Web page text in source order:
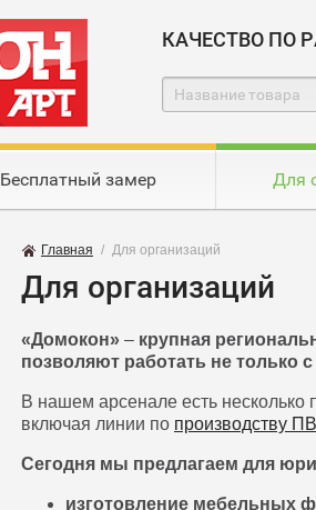
КАЧЕСТВО ПО
Бесплатный замер Для
Главная / Для организаций
Для организаций
«Домокон» – крупная
позволяют работать не только
В нашем арсенале есть
включая линии по производству
Сегодня мы предлагаем для
изготовление мебельных